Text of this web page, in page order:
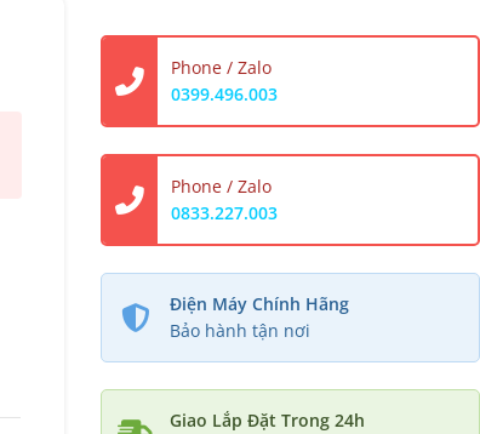
Phone / Zalo
0399.496.003
Phone / Zalo
0833.227.003
Điện Máy Chính Hãng
Bảo hành tận nơi
Giao Lắp Đặt Trong 24h